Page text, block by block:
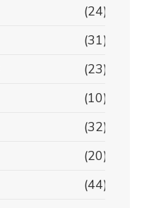
(24)
(31)
(23)
(10)
(32)
(20)
(44)